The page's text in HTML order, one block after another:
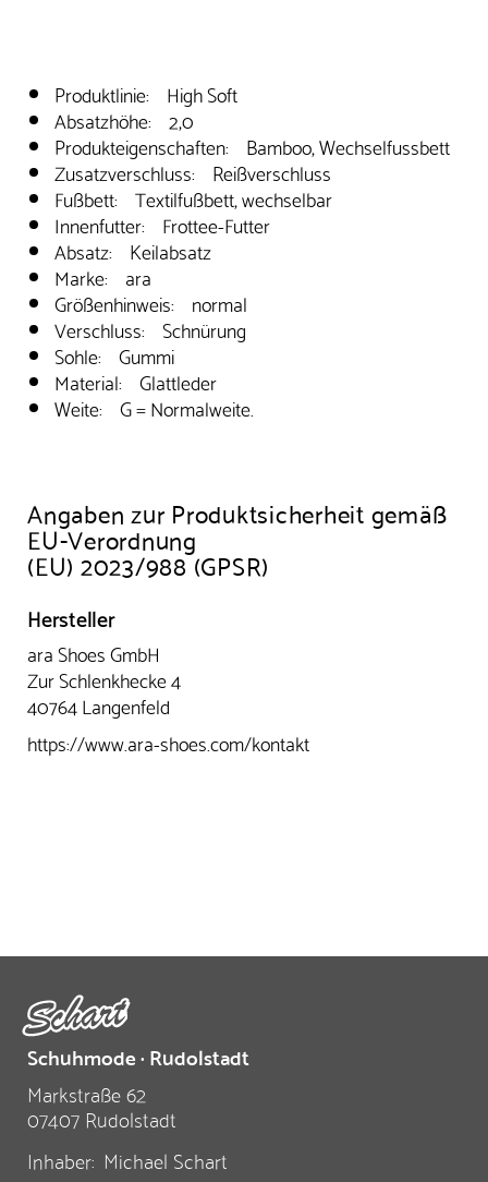
Produktlinie: High Soft
Absatzhöhe: 2,0
Produkteigenschaften: Bamboo, Wechselfussbett
Zusatzverschluss: Reißverschluss
Fußbett: Textilfußbett, wechselbar
Innenfutter: Frottee-Futter
Absatz: Keilabsatz
Marke: ara
Größenhinweis: normal
Verschluss: Schnürung
Sohle: Gummi
Material: Glattleder
Weite: G = Normalweite.
Angaben zur Produktsicherheit gemäß
EU-Verordnung
(EU) 2023/988 (GPSR)
Hersteller
ara Shoes GmbH
Zur Schlenkhecke 4
40764 Langenfeld
https://www.ara-shoes.com/kontakt
Schuhmode · Rudolstadt
Markstraße 62
07407 Rudolstadt
Inhaber: Michael Schart